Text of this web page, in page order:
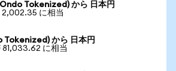
Tokenized) から 日本円
2,002.35 に相当
Tokenized) から 日本円
81,033.62 に相当